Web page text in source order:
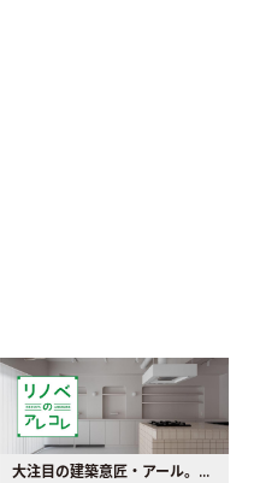
大注目の建築意匠・アール。人気の理由と空間に取り入れるポイント